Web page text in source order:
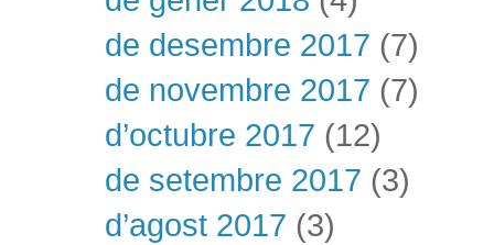
de desembre 2017 (7)
de novembre 2017 (7)
d’octubre 2017 (12)
de setembre 2017 (3)
d’agost 2017 (3)